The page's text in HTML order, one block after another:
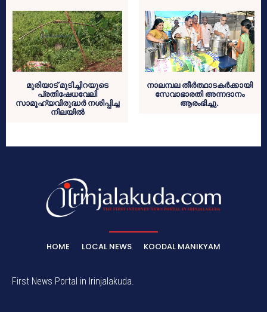
മുരിയാട് മുടിച്ചിറയുടെ
പ്രതിഷേധവേലി
സാമൂഹ്യവിരുദ്ധര്‍ നശിപ്പിച്ച
നിലയില്‍
നാലമ്പല തീര്‍ത്ഥാടകര്‍ക്കായി
സേവാഭാരതി അന്നദാനം
ആരംഭിച്ചു.
HOME LOCAL NEWS KOODAL MANIKYAM
First News Portal in Irinjalakuda.